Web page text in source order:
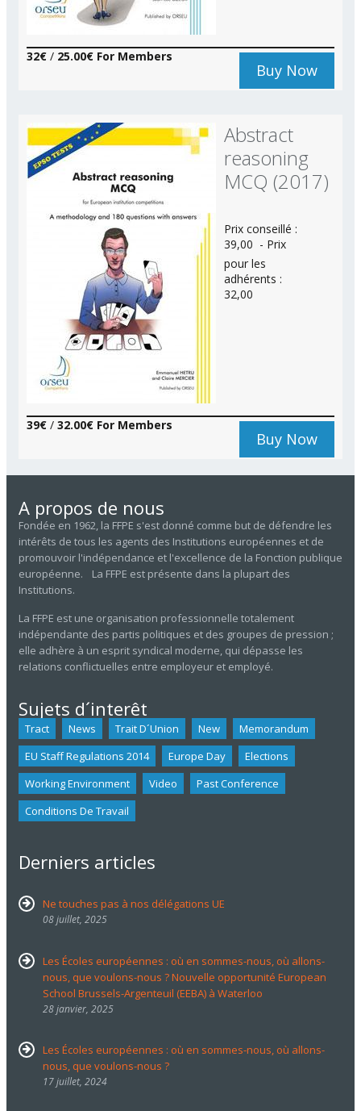
32€ / 25.00€ For Members
Buy Now
Abstract
reasoning
MCQ (2017)
Prix conseillé :
39,00  - Prix
pour les
adhérents :
32,00
39€ / 32.00€ For Members
Buy Now
A propos de nous
Fondée en 1962, la FFPE s'est donné comme but de défendre les
intérêts de tous les agents des Institutions européennes et de
promouvoir l'indépendance et l'excellence de la Fonction publique
européenne. La FFPE est présente dans la plupart des
Institutions.
La FFPE est une organisation professionnelle totalement
indépendante des partis politiques et des groupes de pression ;
elle adhère à un esprit syndical moderne, qui dépasse les
relations conflictuelles entre employeur et employé.
Sujets d´interêt
Tract News Trait D´union New
Memorandum
EU Staff Regulations 2014
Europe Day
Elections
Working Environment
Video
Past Conference
Conditions De Travail
Derniers articles
Ne touches pas à nos délégations UE
08 juillet, 2025
Les Écoles européennes : où en sommes-nous, où allons-
nous, que voulons-nous ? Nouvelle opportunité European
School Brussels-Argenteuil (EEBA) à Waterloo
28 janvier, 2025
Les Écoles européennes : où en sommes-nous, où allons-
nous, que voulons-nous ?
17 juillet, 2024